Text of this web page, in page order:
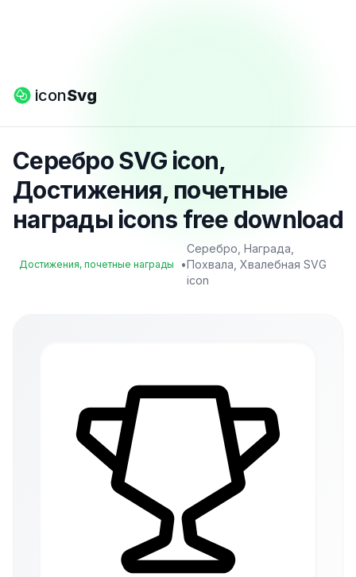
iconSvg
Серебро SVG icon,
Достижения, почетные
награды icons free download
Достижения, почетные награды •
Серебро, Награда,
Похвала, Хвалебная SVG
icon